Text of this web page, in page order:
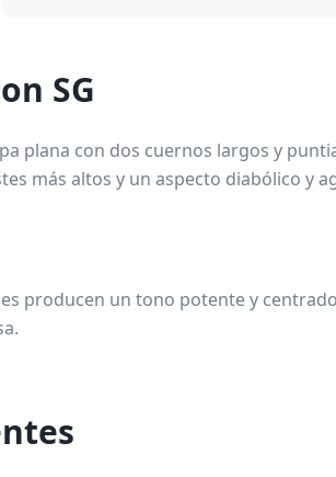
SG
plana con dos cuernos largos y
más altos y un aspecto diabólico y
producen un tono potente y